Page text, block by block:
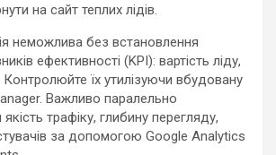
на сайт теплих лідів.
неможлива без встановлення
ефективності (KPI): вартість ліду,
Контролюйте їх утилізуючи вбудовану
Важливо паралельно
трафіку, глибину перегляду,
за допомогою Google Analytics